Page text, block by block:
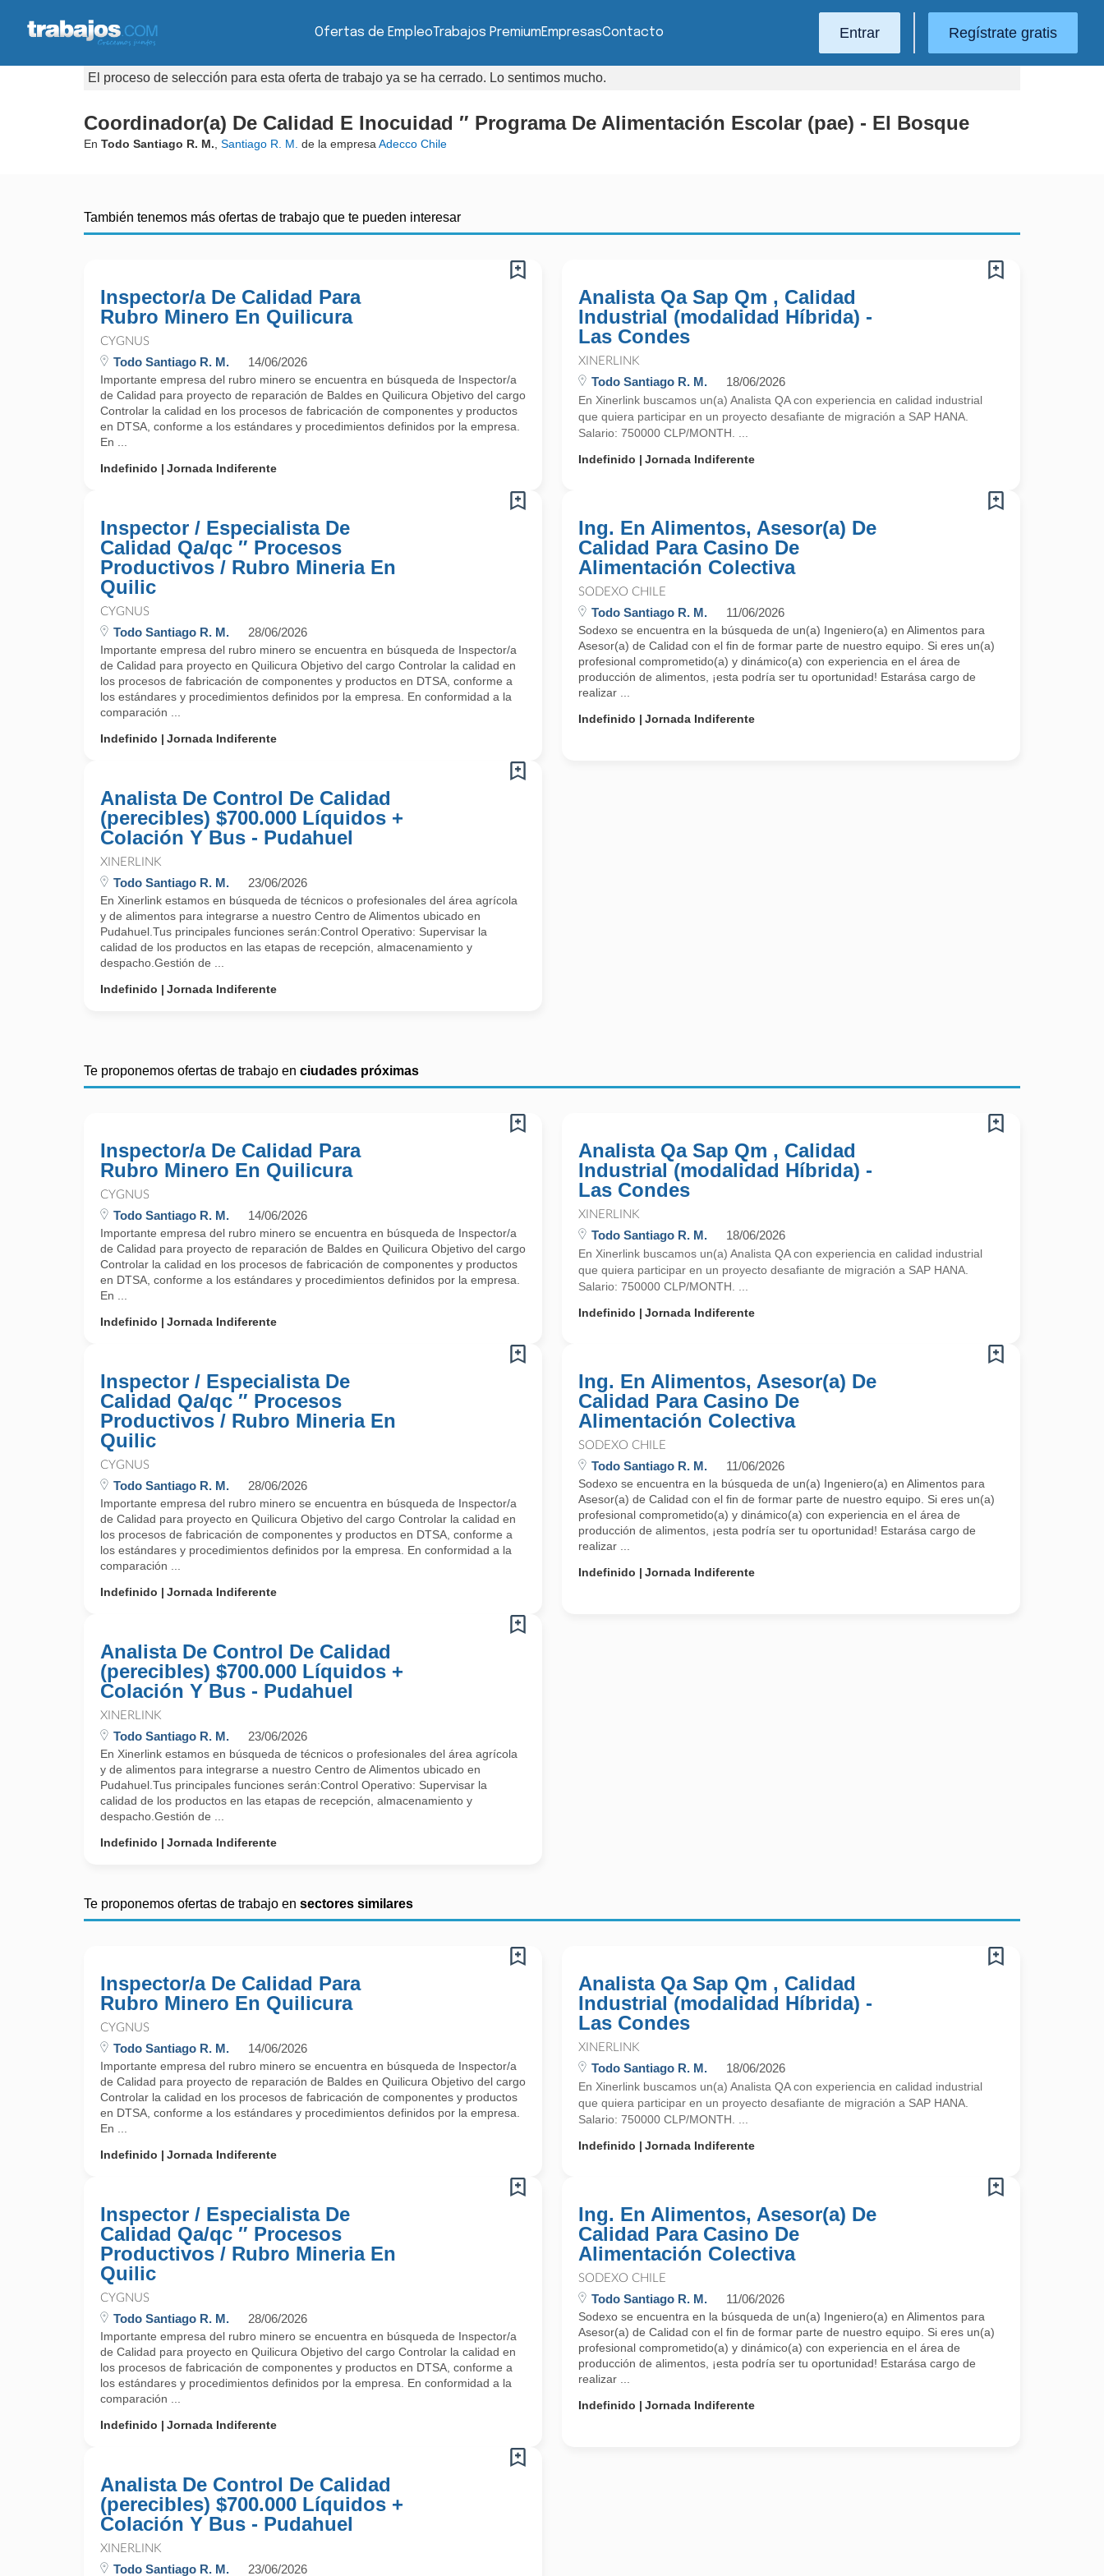
Ofertas de EmpleoTrabajos PremiumEmpresasContacto Entrar Regístrate gratis
El proceso de selección para esta oferta de trabajo ya se ha cerrado. Lo sentimos mucho.
Coordinador(a) De Calidad E Inocuidad ″ Programa De Alimentación Escolar (pae) - El Bosque
En Todo Santiago R. M. Santiago R. M. de la empresa Adecco Chile
También tenemos más ofertas de trabajo que te pueden interesar
Inspector/a De Calidad Para
Rubro Minero En Quilicura
CYGNUS
Todo Santiago R. M. 14/06/2026
Importante empresa del rubro minero se encuentra en búsqueda de Inspector/a
de Calidad para proyecto de reparación de Baldes en Quilicura Objetivo del cargo
Controlar la calidad en los procesos de fabricación de componentes y productos
en DTSA, conforme a los estándares y procedimientos definidos por la empresa.
En ...
Indefinido
Jornada Indiferente
Analista Qa Sap Qm , Calidad
Industrial (modalidad Híbrida) -
Las Condes
XINERLINK
Todo Santiago R. M. 18/06/2026
En Xinerlink buscamos un(a) Analista QA con experiencia en calidad industrial
que quiera participar en un proyecto desafiante de migración a SAP HANA.
Salario: 750000 CLP/MONTH. ...
Indefinido
Jornada Indiferente
Inspector / Especialista De
Calidad Qa/qc ″ Procesos
Productivos / Rubro Mineria En
Quilic
CYGNUS
Todo Santiago R. M. 28/06/2026
Importante empresa del rubro minero se encuentra en búsqueda de Inspector/a
de Calidad para proyecto en Quilicura Objetivo del cargo Controlar la calidad en
los procesos de fabricación de componentes y productos en DTSA, conforme a
los estándares y procedimientos definidos por la empresa. En conformidad a la
comparación ...
Indefinido
Jornada Indiferente
Ing. En Alimentos, Asesor(a) De
Calidad Para Casino De
Alimentación Colectiva
SODEXO CHILE
Todo Santiago R. M. 11/06/2026
Sodexo se encuentra en la búsqueda de un(a) Ingeniero(a) en Alimentos para
Asesor(a) de Calidad con el fin de formar parte de nuestro equipo. Si eres un(a)
profesional comprometido(a) y dinámico(a) con experiencia en el área de
producción de alimentos, ¡esta podría ser tu oportunidad! Estarása cargo de
realizar ...
Indefinido
Jornada Indiferente
Analista De Control De Calidad
(perecibles) $700.000 Líquidos +
Colación Y Bus - Pudahuel
XINERLINK
Todo Santiago R. M. 23/06/2026
En Xinerlink estamos en búsqueda de técnicos o profesionales del área agrícola
y de alimentos para integrarse a nuestro Centro de Alimentos ubicado en
Pudahuel.Tus principales funciones serán:Control Operativo: Supervisar la
calidad de los productos en las etapas de recepción, almacenamiento y
despacho.Gestión de ...
Indefinido
Jornada Indiferente
Te proponemos ofertas de trabajo en ciudades próximas
Inspector/a De Calidad Para
Rubro Minero En Quilicura
CYGNUS
Todo Santiago R. M. 14/06/2026
Importante empresa del rubro minero se encuentra en búsqueda de Inspector/a
de Calidad para proyecto de reparación de Baldes en Quilicura Objetivo del cargo
Controlar la calidad en los procesos de fabricación de componentes y productos
en DTSA, conforme a los estándares y procedimientos definidos por la empresa.
En ...
Indefinido
Jornada Indiferente
Analista Qa Sap Qm , Calidad
Industrial (modalidad Híbrida) -
Las Condes
XINERLINK
Todo Santiago R. M. 18/06/2026
En Xinerlink buscamos un(a) Analista QA con experiencia en calidad industrial
que quiera participar en un proyecto desafiante de migración a SAP HANA.
Salario: 750000 CLP/MONTH. ...
Indefinido
Jornada Indiferente
Inspector / Especialista De
Calidad Qa/qc ″ Procesos
Productivos / Rubro Mineria En
Quilic
CYGNUS
Todo Santiago R. M. 28/06/2026
Importante empresa del rubro minero se encuentra en búsqueda de Inspector/a
de Calidad para proyecto en Quilicura Objetivo del cargo Controlar la calidad en
los procesos de fabricación de componentes y productos en DTSA, conforme a
los estándares y procedimientos definidos por la empresa. En conformidad a la
comparación ...
Indefinido
Jornada Indiferente
Ing. En Alimentos, Asesor(a) De
Calidad Para Casino De
Alimentación Colectiva
SODEXO CHILE
Todo Santiago R. M. 11/06/2026
Sodexo se encuentra en la búsqueda de un(a) Ingeniero(a) en Alimentos para
Asesor(a) de Calidad con el fin de formar parte de nuestro equipo. Si eres un(a)
profesional comprometido(a) y dinámico(a) con experiencia en el área de
producción de alimentos, ¡esta podría ser tu oportunidad! Estarása cargo de
realizar ...
Indefinido
Jornada Indiferente
Analista De Control De Calidad
(perecibles) $700.000 Líquidos +
Colación Y Bus - Pudahuel
XINERLINK
Todo Santiago R. M. 23/06/2026
En Xinerlink estamos en búsqueda de técnicos o profesionales del área agrícola
y de alimentos para integrarse a nuestro Centro de Alimentos ubicado en
Pudahuel.Tus principales funciones serán:Control Operativo: Supervisar la
calidad de los productos en las etapas de recepción, almacenamiento y
despacho.Gestión de ...
Indefinido
Jornada Indiferente
Te proponemos ofertas de trabajo en sectores similares
Inspector/a De Calidad Para
Rubro Minero En Quilicura
CYGNUS
Todo Santiago R. M. 14/06/2026
Importante empresa del rubro minero se encuentra en búsqueda de Inspector/a
de Calidad para proyecto de reparación de Baldes en Quilicura Objetivo del cargo
Controlar la calidad en los procesos de fabricación de componentes y productos
en DTSA, conforme a los estándares y procedimientos definidos por la empresa.
En ...
Indefinido
Jornada Indiferente
Analista Qa Sap Qm , Calidad
Industrial (modalidad Híbrida) -
Las Condes
XINERLINK
Todo Santiago R. M. 18/06/2026
En Xinerlink buscamos un(a) Analista QA con experiencia en calidad industrial
que quiera participar en un proyecto desafiante de migración a SAP HANA.
Salario: 750000 CLP/MONTH. ...
Indefinido
Jornada Indiferente
Inspector / Especialista De
Calidad Qa/qc ″ Procesos
Productivos / Rubro Mineria En
Quilic
CYGNUS
Todo Santiago R. M. 28/06/2026
Importante empresa del rubro minero se encuentra en búsqueda de Inspector/a
de Calidad para proyecto en Quilicura Objetivo del cargo Controlar la calidad en
los procesos de fabricación de componentes y productos en DTSA, conforme a
los estándares y procedimientos definidos por la empresa. En conformidad a la
comparación ...
Indefinido
Jornada Indiferente
Ing. En Alimentos, Asesor(a) De
Calidad Para Casino De
Alimentación Colectiva
SODEXO CHILE
Todo Santiago R. M. 11/06/2026
Sodexo se encuentra en la búsqueda de un(a) Ingeniero(a) en Alimentos para
Asesor(a) de Calidad con el fin de formar parte de nuestro equipo. Si eres un(a)
profesional comprometido(a) y dinámico(a) con experiencia en el área de
producción de alimentos, ¡esta podría ser tu oportunidad! Estarása cargo de
realizar ...
Indefinido
Jornada Indiferente
Analista De Control De Calidad
(perecibles) $700.000 Líquidos +
Colación Y Bus - Pudahuel
XINERLINK
Todo Santiago R. M. 23/06/2026